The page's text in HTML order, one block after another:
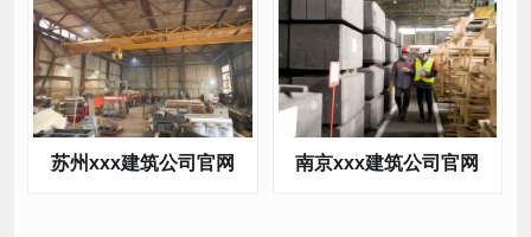
苏州xxx建筑公司官网 南京xxx建筑公司官网